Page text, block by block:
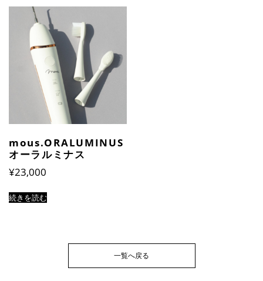
mous.ORALUMINUS
オーラルミナス
¥23,000
続きを読む
一覧へ戻る